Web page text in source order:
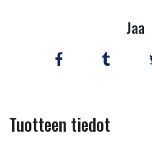
Jaa
Tuotteen tiedot